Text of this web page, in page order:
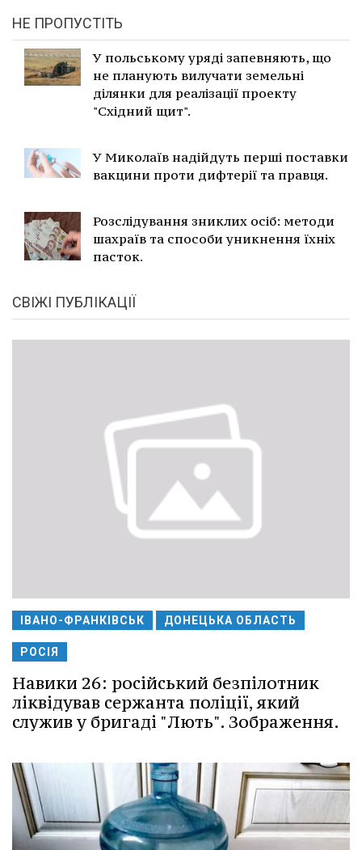
НЕ ПРОПУСТІТЬ
У польському уряді запевняють, що
не планують вилучати земельні
ділянки для реалізації проекту
"Східний щит".
У Миколаїв надійдуть перші поставки
вакцини проти дифтерії та правця.
Розслідування зниклих осіб: методи
шахраїв та способи уникнення їхніх
пасток.
СВІЖІ ПУБЛІКАЦІЇ
ІВАНО-ФРАНКІВСЬК ДОНЕЦЬКА ОБЛАСТЬ
РОСІЯ
Навики 26: російський безпілотник
ліквідував сержанта поліції, який
служив у бригаді "Лють". Зображення.